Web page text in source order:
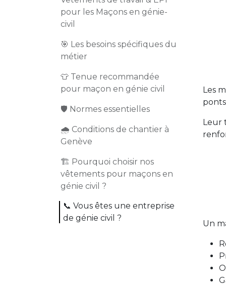
pour les Maçons en génie-
civil
🎯 Les besoins spécifiques du
métier
👕 Tenue recommandée
pour maçon en génie civil
🛡️ Normes essentielles
🌧️ Conditions de chantier à
Genève
🏗️ Pourquoi choisir nos
vêtements pour maçons en
génie civil ?
📞 Vous êtes une entreprise
de génie civil ?
Les
Leur
Un